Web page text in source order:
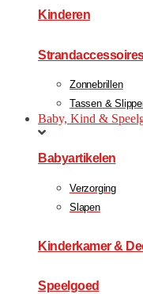
Kinderen
Zonnebrillen
Tassen &
Baby, Kind &
Babyartikelen
Verzorging
Slapen
Kinderkamer &
Speelgoed